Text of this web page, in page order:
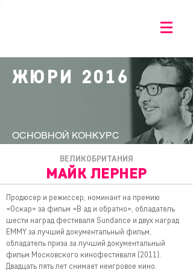
ЖЮРИ 2016
ОСНОВНОЙ КОНКУРС
ВЕЛИКОБРИТАНИЯ
МАЙК ЛЕРНЕР
Продюсер и режиссер, номинант на премию
«Оскар» за фильм «В ад и обратно», обладатель
шести наград фестиваля Sundance и двух наград
EMMY за лучший документальный фильм,
обладатель приза за лучший документальный
фильм Московского кинофестиваля (2011).
Двадцать пять лет снимает неигровое кино.